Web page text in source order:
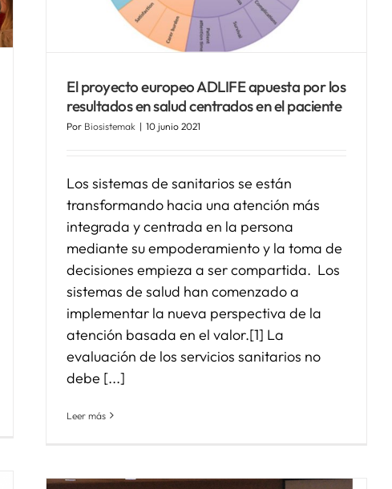
El proyecto europeo ADLIFE apuesta por los
resultados en salud centrados en el paciente
Por Biosistemak | 10 junio 2021
Los sistemas de sanitarios se están
transformando hacia una atención más
integrada y centrada en la persona
mediante su empoderamiento y la toma de
decisiones empieza a ser compartida. Los
sistemas de salud han comenzado a
implementar la nueva perspectiva de la
atención basada en el valor.[1] La
evaluación de los servicios sanitarios no
debe [...]
Leer más